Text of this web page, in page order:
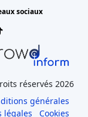
sociaux
réservés 2026
générales
légales Cookies